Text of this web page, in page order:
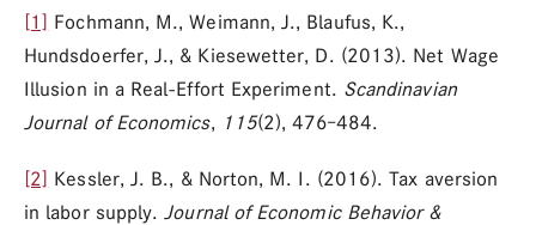
[1]
Fochmann, M., Weimann, J., Blaufus, K.,
Hundsdoerfer, J., & Kiesewetter, D. (2013). Net Wage
Illusion in a Real-Effort Experiment. Scandinavian
Journal of Economics, 115(2), 476–484.
[2]
Kessler, J. B., & Norton, M. I. (2016). Tax aversion
in labor supply. Journal of Economic Behavior &